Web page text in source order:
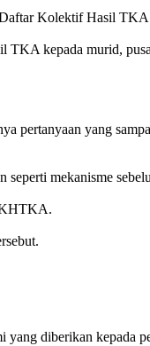
Daftar Kolektif Hasil
kepada murid,
pertanyaan yang
mekanisme
diberikan kepada